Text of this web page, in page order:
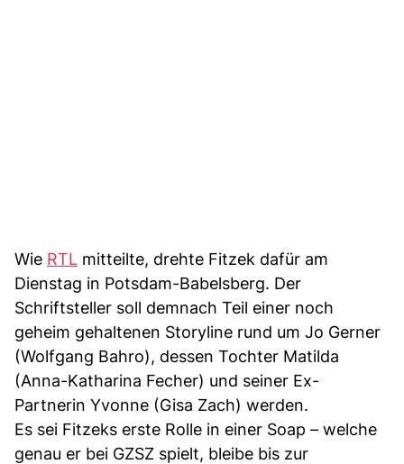
Wie RTL mitteilte, drehte Fitzek dafür am
Dienstag in Potsdam-Babelsberg. Der
Schriftsteller soll demnach Teil einer noch
geheim gehaltenen Storyline rund um Jo Gerner
(Wolfgang Bahro), dessen Tochter Matilda
(Anna-Katharina Fecher) und seiner Ex-
Partnerin Yvonne (Gisa Zach) werden.
Es sei Fitzeks erste Rolle in einer Soap – welche
genau er bei GZSZ spielt, bleibe bis zur